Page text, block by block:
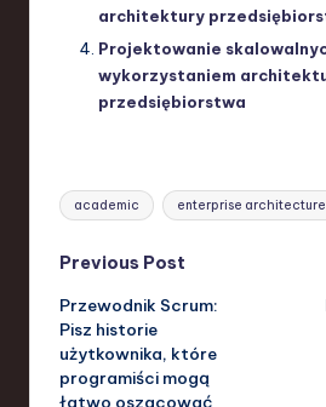
architektury
Projektowanie
wykorzystaniem
przedsiębiorstwa
Tags:
academic enterprise architecture
Post
navigation
Previous Post
Przewodnik Scrum:
Pisz historie
użytkownika, które
programiści mogą
łatwo oszacować